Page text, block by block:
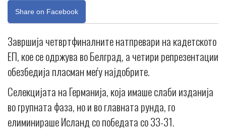
Share on Facebook
Завршија четвртфиналните натпревари на кадетското
ЕП, кое се одржува во Белград, а четири репрезентации
обезбедија пласман меѓу најдобрите.
Селекцијата на Германија, која имаше слаби изданија
во групната фаза, но и во главната рунда, го
елиминираше Исланд со победата со 33-31.